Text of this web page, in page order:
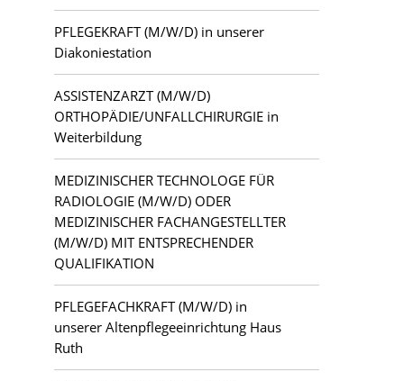
PFLEGEKRAFT (M/W/D) in unserer
Diakoniestation
ASSISTENZARZT (M/W/D)
ORTHOPÄDIE/UNFALLCHIRURGIE in
Weiterbildung
MEDIZINISCHER TECHNOLOGE FÜR
RADIOLOGIE (M/W/D) ODER
MEDIZINISCHER FACHANGESTELLTER
(M/W/D) MIT ENTSPRECHENDER
QUALIFIKATION
PFLEGEFACHKRAFT (M/W/D) in
unserer Altenpflegeeinrichtung Haus
Ruth